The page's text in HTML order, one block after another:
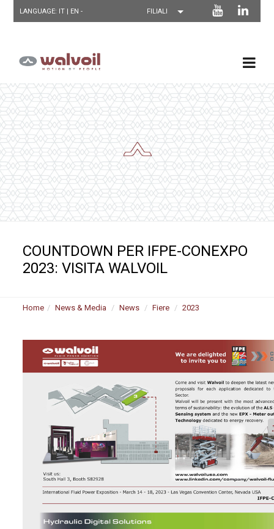
LANGUAGE: IT | EN-
COUNTDOWN PER IFPE-CONEXPO
2023: VISITA WALVOIL
Home News & Media News Fiere 2023